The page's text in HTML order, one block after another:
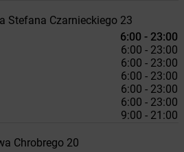
Stefana Czarnieckiego 23
6:00 - 23:00
6:00 - 23:00
6:00 - 23:00
6:00 - 23:00
6:00 - 23:00
6:00 - 23:00
9:00 - 21:00
Chrobrego 20